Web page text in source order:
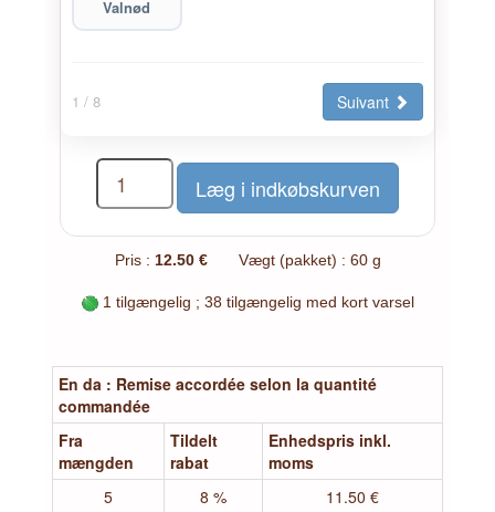
Valnød
1 / 8 Suivant
Pris : 12.50 € Vægt (pakket) : 60 g
1 tilgængelig ; 38 tilgængelig med kort varsel
En da : Remise accordée selon la quantité
commandée
Fra
mængden
Tildelt
rabat
Enhedspris inkl.
moms
5
8 % 11.50 €